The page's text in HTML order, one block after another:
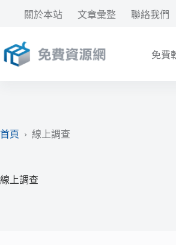
要
內
關於本站 文章彙整 聯絡我們
免費
首頁 › 線上調查
線上調查